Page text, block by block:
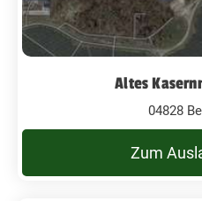
Altes
04828
Zum